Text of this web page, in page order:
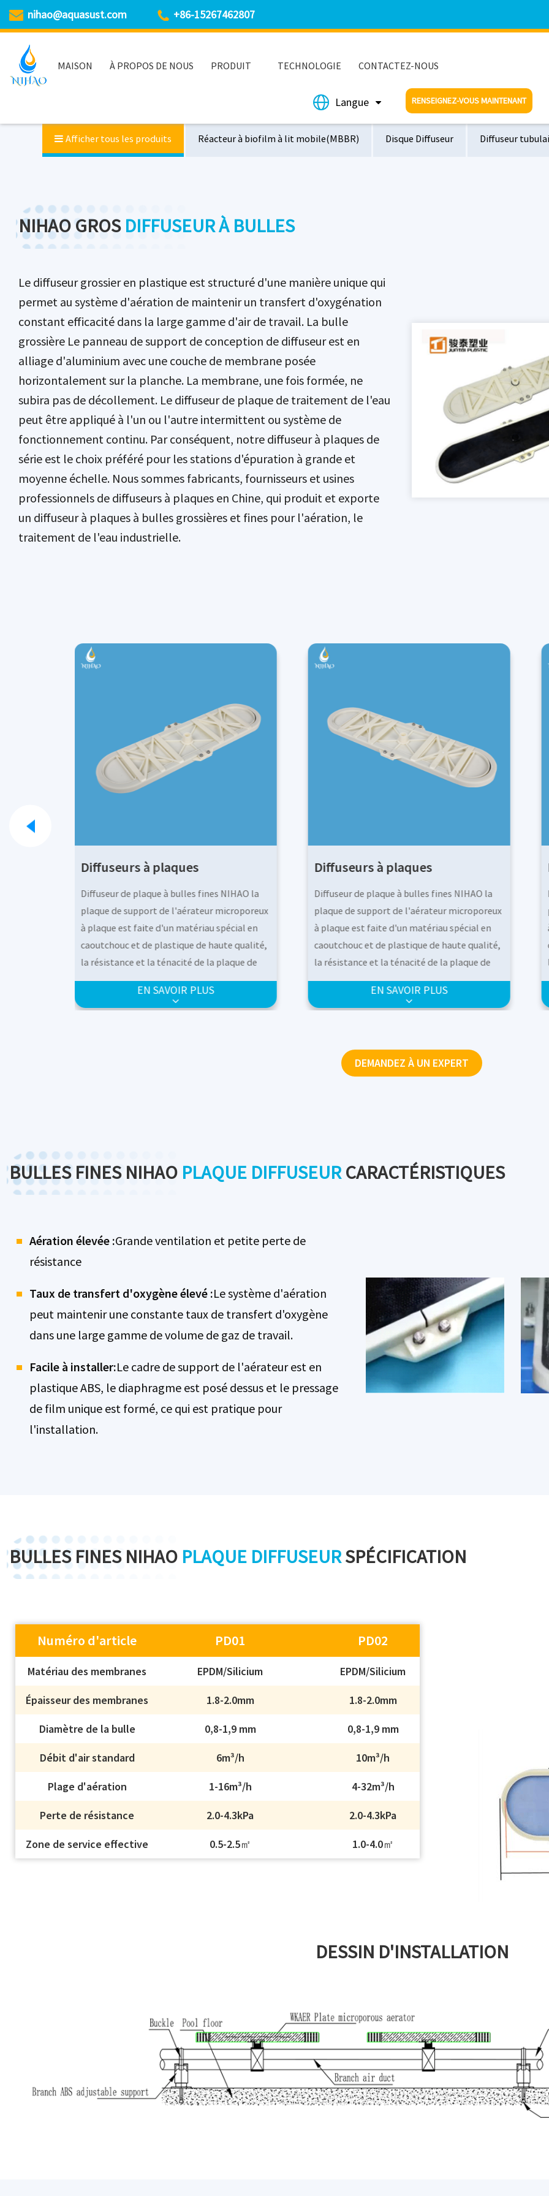
nihao@aquasust.com +86-15267462807
MAISON À PROPOS DE NOUS PRODUIT TECHNOLOGIE CONTACTEZ-NOUS
Langue RENSEIGNEZ-VOUS MAINTENANT
Afficher tous les produits Réacteur à biofilm à lit mobile(MBBR) Disque Diffuseur Diffuseur
Presse à vis de déshydratation des boues
NIHAO GROS DIFFUSEUR À BULLES
Le diffuseur grossier en plastique est structuré d'une manière unique qui
permet au système d'aération de maintenir un transfert d'oxygénation
constant efficacité dans la large gamme d'air de travail. La bulle
grossière Le panneau de support de conception de diffuseur est en
alliage d'aluminium avec une couche de membrane posée
horizontalement sur la planche. La membrane, une fois formée, ne
subira pas de décollement. Le diffuseur de plaque de traitement de l'eau
peut être appliqué à l'un ou l'autre intermittent ou système de
fonctionnement continu. Par conséquent, notre diffuseur à plaques de
série est le choix préféré pour les stations d'épuration à grande et
moyenne échelle. Nous sommes fabricants, fournisseurs et usines
professionnels de diffuseurs à plaques en Chine, qui produit et exporte
un diffuseur à plaques à bulles grossières et fines pour l'aération, le
traitement de l'eau industrielle.
Diffuseurs à plaques
Diffuseur de plaque à bulles fines NIHAO la
plaque de support de l'aérateur microporeux
à plaque est faite d'un matériau spécial en
caoutchouc et de plastique de haute qualité,
la résistance et la ténacité de la plaque de
support atteignent un double équilibre, la
membrane est posée à plat dessus et le trou
est poinçonné dans le pressage de film
EN SAVOIR PLUS
Diffuseurs à plaques
Diffuseur de plaque à bulles fines NIHAO la
plaque de support de l'aérateur microporeux
à plaque est faite d'un matériau spécial en
caoutchouc et de plastique de haute qualité,
la résistance et la ténacité de la plaque de
support atteignent un double équilibre, la
membrane est posée à plat dessus et le trou
est poinçonné dans le pressage de film
l'aérateur microporeux à plaque, dans le
processus de fonctionnement du ventilateur,
EN SAVOIR PLUS
DEMANDEZ À UN EXPERT
BULLES FINES NIHAO PLAQUE DIFFUSEUR CARACTÉRISTIQUES
Aération élevée :Grande ventilation et petite perte de
résistance
Taux de transfert d'oxygène élevé :Le système d'aération
peut maintenir une constante taux de transfert d'oxygène
dans une large gamme de volume de gaz de travail.
Facile à installer:Le cadre de support de l'aérateur est en
plastique ABS, le diaphragme est posé dessus et le pressage
de film unique est formé, ce qui est pratique pour
l'installation.
BULLES FINES NIHAO PLAQUE DIFFUSEURSPÉCIFICATION
Numéro d'article PD01 PD02
Matériau des membranes EPDM/Silicium EPDM/Silicium
Épaisseur des membranes 1.8-2.0mm 1.8-2.0mm
Diamètre de la bulle 0,8-1,9 mm 0,8-1,9 mm
Débit d'air standard 6m³/h 10m³/h
Plage d'aération 1-16m³/h 4-32m³/h
Perte de résistance 2.0-4.3kPa 2.0-4.3kPa
Zone de service effective 0.5-2.5㎡ 1.0-4.0㎡
DESSIN D'INSTALLATION